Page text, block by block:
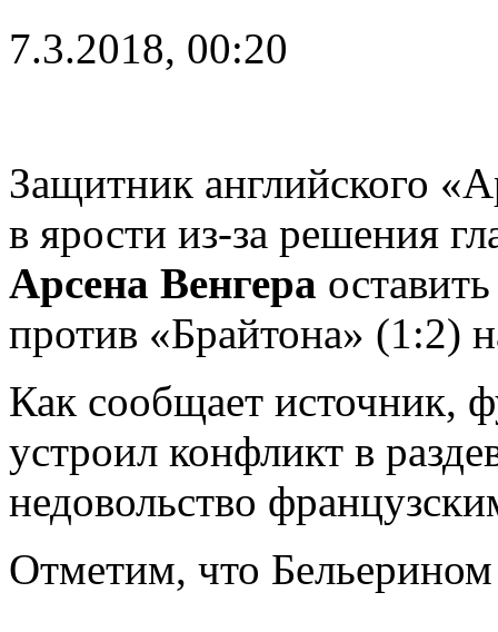
7.3.2018, 00:20
Защитник английского
в ярости из-за решения
Арсена Венгера
против «Брайтона» (1:2)
Как сообщает источник,
устроил конфликт в
недовольство
Отметим, что Бельерином